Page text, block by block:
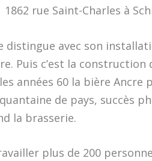
1862 rue Saint-Charles à
distingue avec son
Puis c’est la construction
années 60 la bière
de pays, succès
la brasserie.
plus de 200